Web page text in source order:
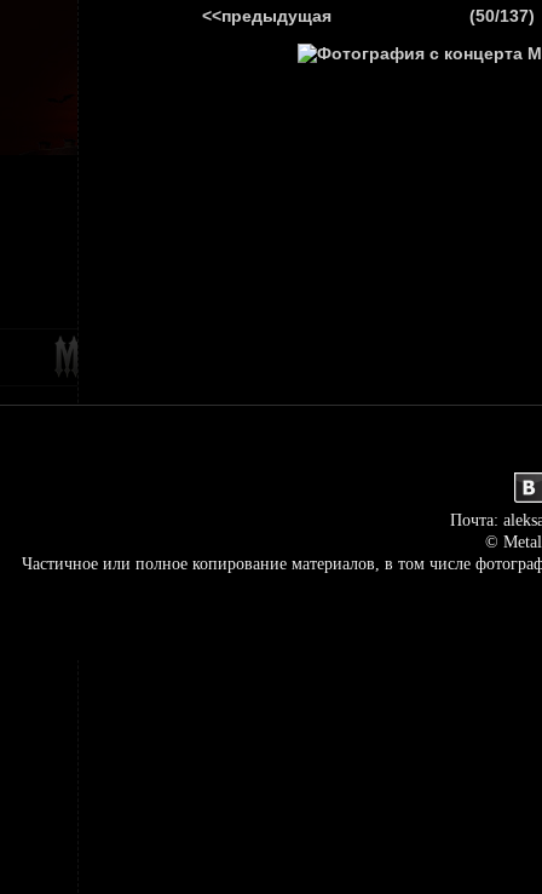
<<предыдущая (50/137)
Почта:
©
Частичное или полное копирование материалов, в том числе